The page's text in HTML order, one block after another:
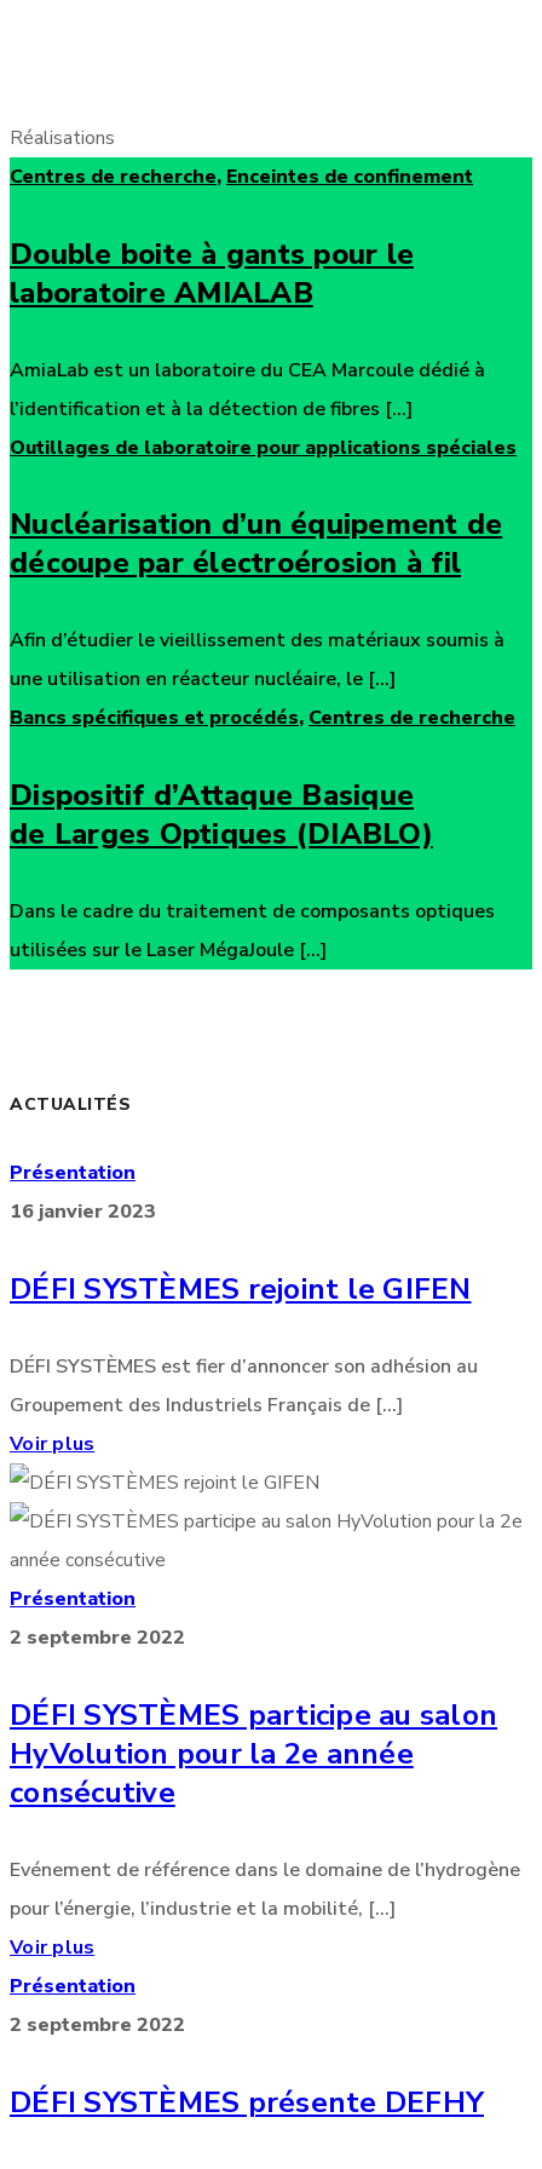
Réalisations
Centres de recherche, Enceintes de confinement
Double boite à gants pour le
laboratoire AMIALAB
AmiaLab est un laboratoire du CEA Marcoule dédié à
l’identification et à la détection de fibres [...]
Outillages de laboratoire pour applications spéciales
Nucléarisation d’un équipement de
découpe par électroérosion à fil
Afin d’étudier le vieillissement des matériaux soumis à
une utilisation en réacteur nucléaire, le [...]
Bancs spécifiques et procédés, Centres de recherche
Dispositif d’Attaque Basique
de Larges Optiques (DIABLO)
Dans le cadre du traitement de composants optiques
utilisées sur le Laser MégaJoule [...]
ACTUALITÉS
Présentation
16 janvier 2023
DÉFI SYSTÈMES rejoint le GIFEN
DÉFI SYSTÈMES est fier d’annoncer son adhésion au
Groupement des Industriels Français de [...]
Voir plus
Présentation
2 septembre 2022
DÉFI SYSTÈMES participe au salon
HyVolution pour la 2e année
consécutive
Evénement de référence dans le domaine de l’hydrogène
pour l’énergie, l’industrie et la mobilité, [...]
Voir plus
Présentation
2 septembre 2022
DÉFI SYSTÈMES présente DEFHY